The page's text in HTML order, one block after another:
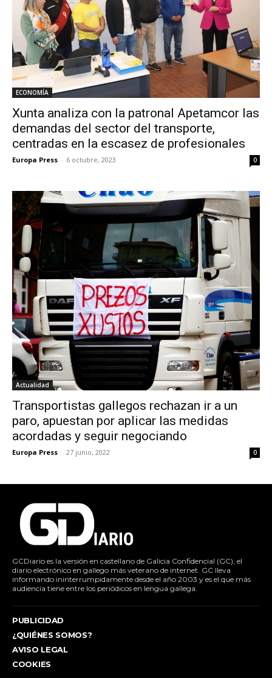
ECONOMÍA
Xunta analiza con la patronal Apetamcor las
demandas del sector del transporte,
centradas en la escasez de profesionales
Europa Press - 6 octubre, 2023 0
Actualidad
Transportistas gallegos rechazan ir a un
paro, apuestan por aplicar las medidas
acordadas y seguir negociando
Europa Press - 27 junio, 2022 0
GCDiario es la versión en castellano de Galicia Confidencial (GC), el
diario electrónico en gallego más veterano de internet. GC lleva
informando ininterrumpidamente desde el año 2003 y es el que más
audiencia tiene entre los periódicos en lengua gallega.
PUBLICIDAD
¿QUIÉNES SOMOS?
AVISO LEGAL
COOKIES